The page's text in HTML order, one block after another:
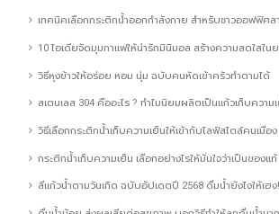
เทคนิคเลือกกระติกน้ำออกกำลังกาย สำหรับชาวออฟฟิศส
10 ไอเดียจัดมุมกาแฟให้น่ารักมินิมอล สร้างความสดใสในย
วิธีหุงข้าวให้อร่อย หอม นุ่ม ฉบับคนหัดเข้าครัวทำตามได้
สเตนเลส 304 คืออะไร ? ทำไมนิยมผลิตเป็นแก้วเก็บความ
วิธีเลือกกระติกน้ำเก็บความเย็นให้เข้ากับไลฟ์สไตล์คนเมือง
กระติกน้ำเก็บความเย็น เลือกอย่างไรให้มั่นใจว่าเป็นของแท้
สีแก้วน้ำตามวันเกิด ฉบับอัปเดตปี 2568 ดื่มน้ำยังไงให้เฮง!